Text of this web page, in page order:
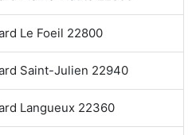
Le Foeil 22800
Saint-Julien 22940
Langueux 22360